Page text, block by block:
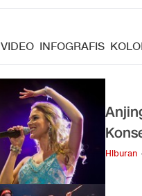
VIDEO INFOGRAFIS
Hiburan